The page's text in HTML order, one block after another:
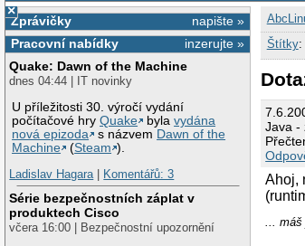
×
napište »
Zprávičky
inzerujte »
Pracovní nabídky
Quake: Dawn of the Machine
dnes 04:44 | IT novinky
U příležitosti 30. výročí vydání
počítačové hryQuake bylavydána
nová epizoda
s názvem Dawn of the
Machine
(Steam ).
Ladislav Hagara| Komentářů: 3
Série bezpečnostních záplat v
produktech Cisco
včera 16:00 | Bezpečnostní upozornění
Štítky:
Java -
Ahoj,
... máš